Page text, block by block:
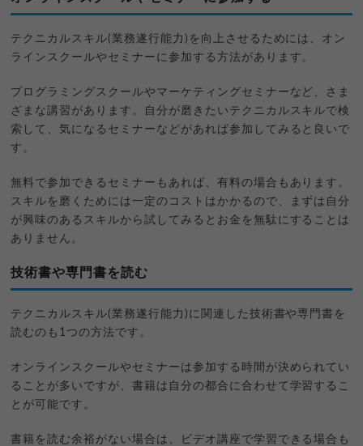
テクニカルスキル(業務遂行能力)を向上させるためには、オン
ラインスクールやセミナーに参加する方法があります。
プログラミングスクールやマーケティングセミナーなど、さま
ざまな講習があります。自分が磨きたいテクニカルスキルで検
索して、気になるセミナーなどがあれば参加してみると良いで
す。
無料で参加できるセミナーもあれば、有料の場合もあります。
スキルを磨くためには一定のコストはかかるので、まずは自分
が興味のあるスキルから試してみるとお金を無駄にすることは
ありません。
技術書や専門書を読む
テクニカルスキル(業務遂行能力)に関連した技術書や専門書を
読むのも1つの方法です。
オンラインスクールやセミナーは参加する時間が決められてい
ることが多いですが、書籍は自分の都合に合わせて学習するこ
とが可能です。
書籍を読む余裕がない場合は、ビデオ講座で学習できる場合も